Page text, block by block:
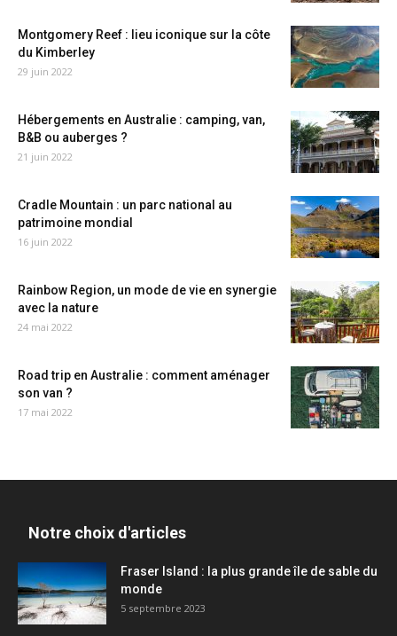
Montgomery Reef : lieu iconique sur la côte
du Kimberley
29 juin 2022
Hébergements en Australie : camping, van,
B&B ou auberges ?
21 juin 2022
Cradle Mountain : un parc national au
patrimoine mondial
16 juin 2022
Rainbow Region, un mode de vie en synergie
avec la nature
24 mai 2022
Road trip en Australie : comment aménager
son van ?
17 mai 2022
Notre choix d'articles
Fraser Island : la plus grande île de sable du
monde
5 septembre 2023